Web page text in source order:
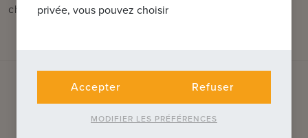
chambre à coucher avec accès à la 2ème terrasse.
QUE POUVONS-NOUS FAIRE POUR
privée, vous pouvez choisir
Accepter Refuser
MODIFIER LES PRÉFÉRENCES